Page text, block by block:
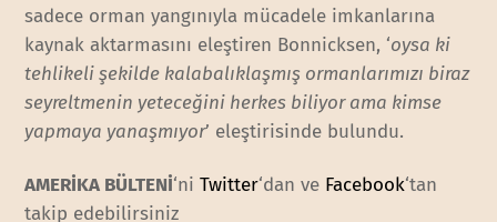
sadece orman yangınıyla mücadele imkanlarına
kaynak aktarmasını eleştiren Bonnicksen, ‘oysa ki
tehlikeli şekilde kalabalıklaşmış ormanlarımızı biraz
seyreltmenin yeteceğini herkes biliyor ama kimse
yapmaya yanaşmıyor’ eleştirisinde bulundu.
AMERİKA BÜLTENİ‘niTwitter‘dan ve Facebook‘tan
takip edebilirsiniz